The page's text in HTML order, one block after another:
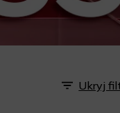
Ukryj